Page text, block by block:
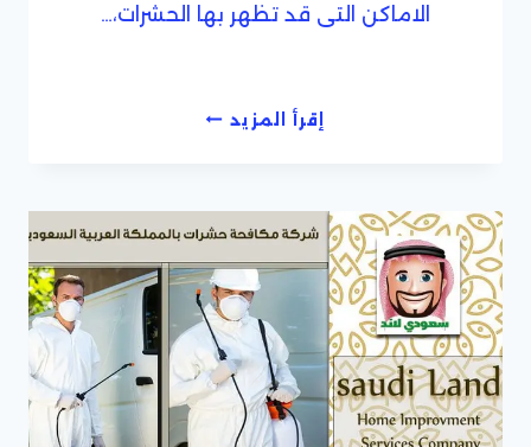
الاماكن التى قد تظهر بها الحشرات،…
إقرأ المزيدشركة